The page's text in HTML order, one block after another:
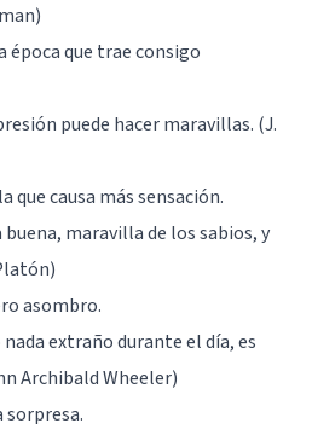
época que trae consigo
puede hacer maravillas. (J.
que causa más sensación.
maravilla de los sabios, y
asombro.
extraño durante el día, es
Archibald Wheeler)
sorpresa.